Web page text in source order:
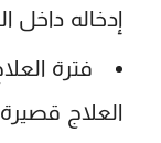
إدخاله داخل
فترة
العلاج قصيرة